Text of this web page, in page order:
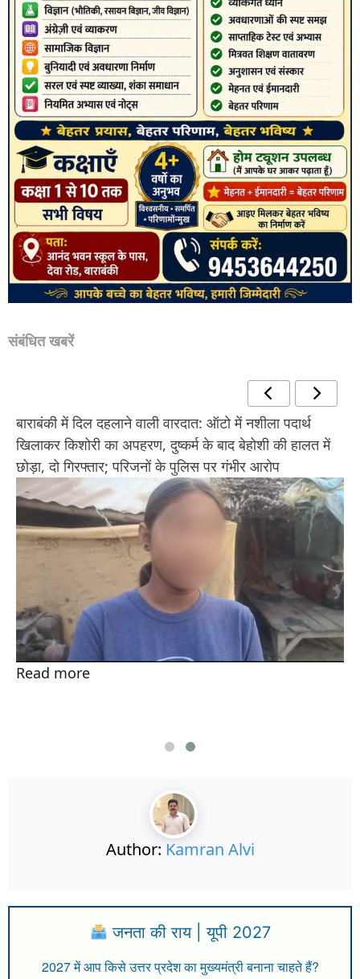
संबंधित खबरें
बाराबंकी में दिल दहलाने वाली वारदात: ऑटो में नशीला पदार्थ
खिलाकर किशोरी का अपहरण, दुष्कर्म के बाद बेहोशी की हालत में
छोड़ा, दो गिरफ्तार; परिजनों के पुलिस पर गंभीर आरोप
Read more
Author: Kamran Alvi
जनता की राय | यूपी 2027
2027 में आप किसे उत्तर प्रदेश का मुख्यमंत्री बनाना चाहते हैं?